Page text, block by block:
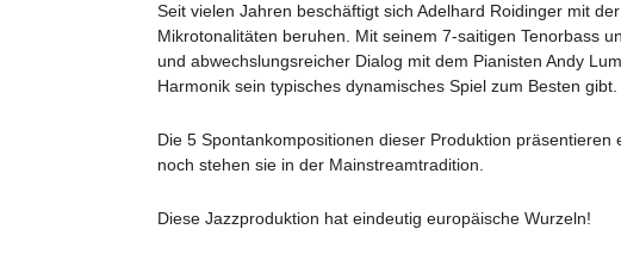
Seit vielen Jahren beschäftigt sich Adelhard Roidinger mit
Mikrotonalitäten beruhen. Mit seinem 7-saitigen Tenorbass
und abwechslungsreicher Dialog mit dem Pianisten Andy
Harmonik sein typisches dynamisches Spiel zum Besten gibt.
Die 5 Spontankompositionen dieser Produktion
noch stehen sie in der Mainstreamtradition.
Diese Jazzproduktion hat eindeutig europäische Wurzeln!